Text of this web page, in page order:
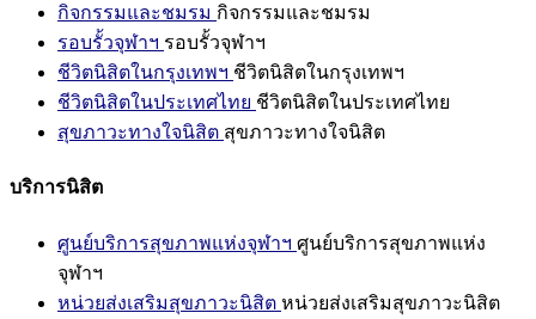
กิจกรรมและชมรม กิจกรรมและชมรม
รอบรั้วจุฬาฯ รอบรั้วจุฬาฯ
ชีวิตนิสิตในกรุงเทพฯ ชีวิตนิสิตในกรุงเทพฯ
ชีวิตนิสิตในประเทศไทย ชีวิตนิสิตในประเทศไทย
สุขภาวะทางใจนิสิต สุขภาวะทางใจนิสิต
บริการนิสิต
ศูนย์บริการสุขภาพแห่งจุฬาฯ ศูนย์บริการสุขภาพแห่ง
จุฬาฯ
หน่วยส่งเสริมสุขภาวะนิสิต หน่วยส่งเสริมสุขภาวะนิสิต